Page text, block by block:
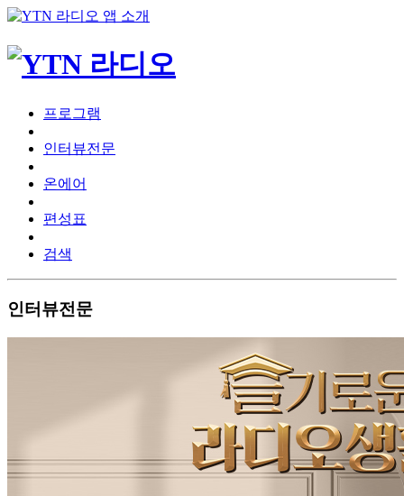
프로그램
인터뷰전문
온에어
편성표
검색
인터뷰전문